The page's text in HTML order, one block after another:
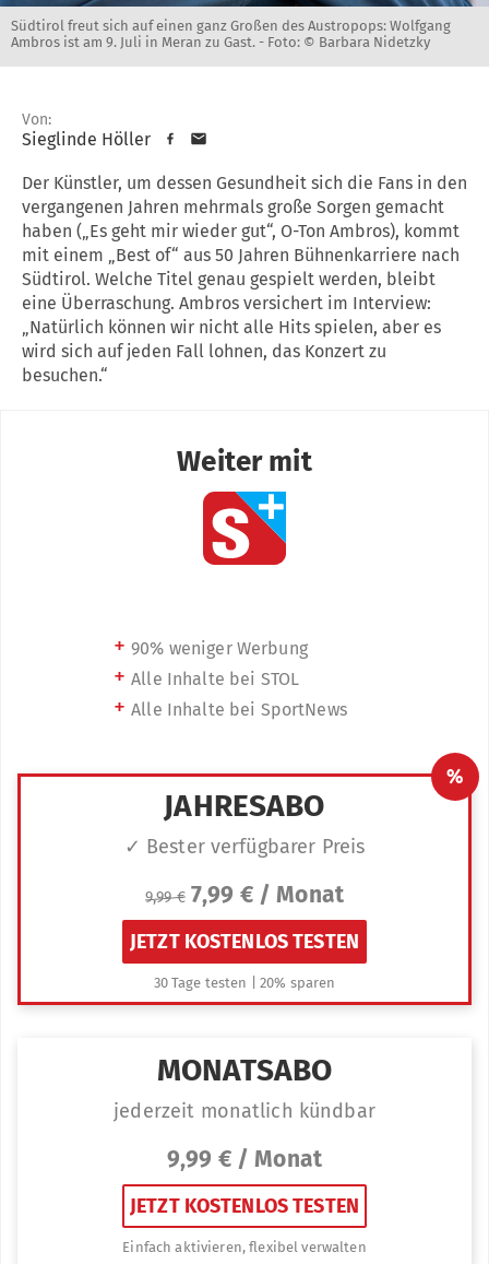
Südtirol freut sich auf einen ganz Großen des Austropops: Wolfgang
Ambros ist am 9. Juli in Meran zu Gast. - Foto: © Barbara Nidetzky
Von:
Sieglinde Höller
Der Künstler, um dessen Gesundheit sich die Fans in den
vergangenen Jahren mehrmals große Sorgen gemacht
haben („Es geht mir wieder gut“, O-Ton Ambros), kommt
mit einem „Best of“ aus 50 Jahren Bühnenkarriere nach
Südtirol. Welche Titel genau gespielt werden, bleibt
eine Überraschung. Ambros versichert im Interview:
„Natürlich können wir nicht alle Hits spielen, aber es
wird sich auf jeden Fall lohnen, das Konzert zu
besuchen.“